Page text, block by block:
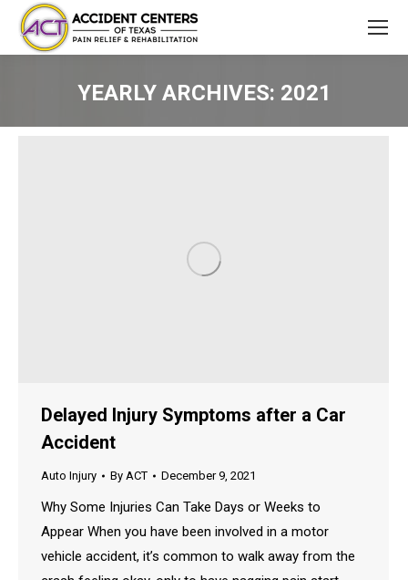
YEARLY ARCHIVES: 2021
Delayed Injury Symptoms after a Car
Accident
Auto Injury By ACT December 9, 2021
Why Some Injuries Can Take Days or Weeks to
Appear When you have been involved in a motor
vehicle accident, it’s common to walk away from the